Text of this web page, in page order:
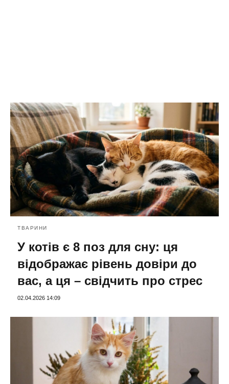
ТВАРИНИ
У котів є 8 поз для сну: ця
відображає рівень довіри до
вас, а ця – свідчить про стрес
02.04.2026 14:09